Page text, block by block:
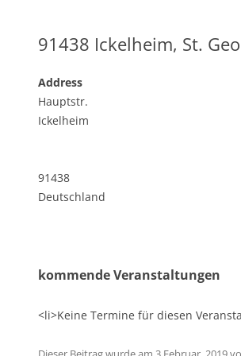
91438 Ickelheim, St.
Address
Hauptstr.
Ickelheim
91438
Deutschland
kommende Veranstaltungen
<li>Keine Termine für diesen